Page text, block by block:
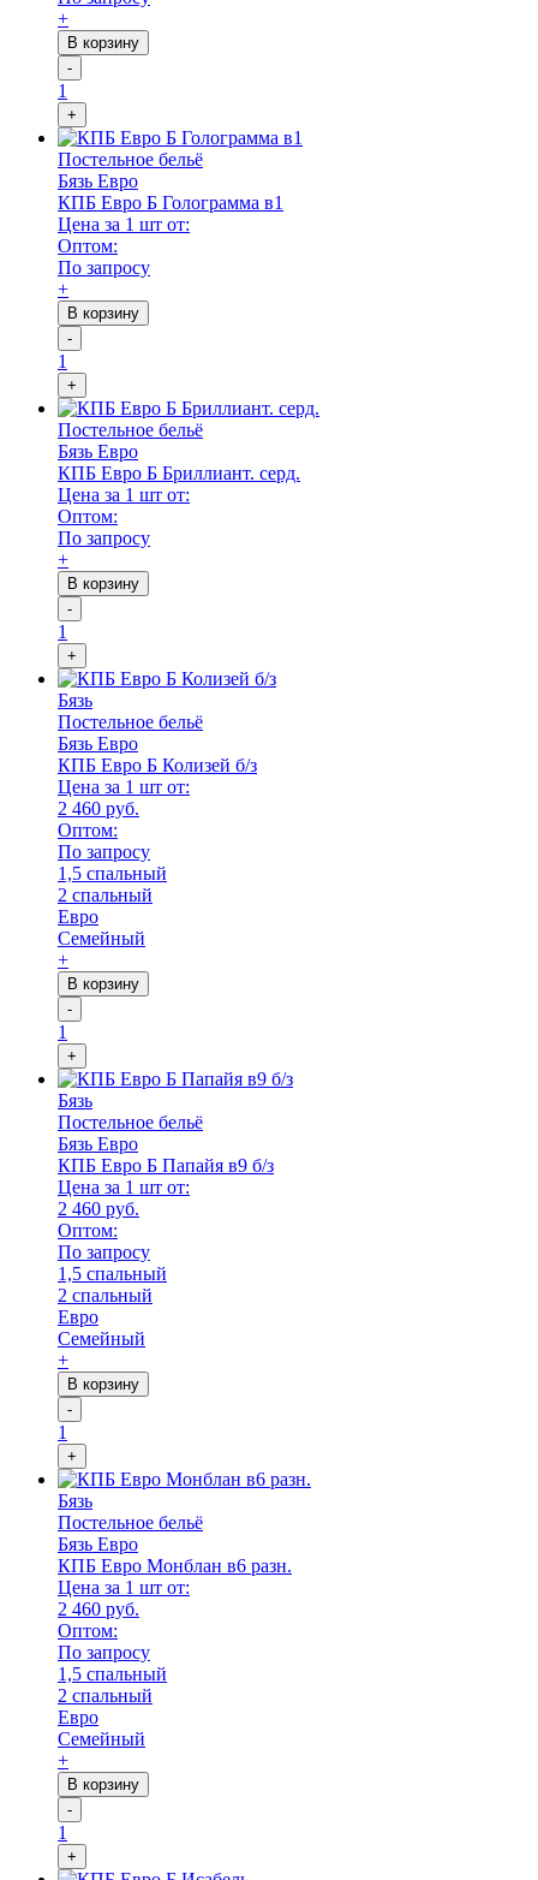
+
В корзину
-
1
+
Постельное бельё
Бязь Евро
КПБ Евро Б Голограмма в1
Цена за 1 шт от:
Оптом:
По запросу
+
В корзину
-
1
+
Постельное бельё
Бязь Евро
КПБ Евро Б Бриллиант. серд.
Цена за 1 шт от:
Оптом:
По запросу
+
В корзину
-
1
+
Бязь
Постельное бельё
Бязь Евро
КПБ Евро Б Колизей б/з
Цена за 1 шт от:
2 460 руб.
Оптом:
По запросу
1,5 спальный
2 спальный
Евро
Семейный
+
В корзину
-
1
+
Бязь
Постельное бельё
Бязь Евро
КПБ Евро Б Папайя в9 б/з
Цена за 1 шт от:
2 460 руб.
Оптом:
По запросу
1,5 спальный
2 спальный
Евро
Семейный
+
В корзину
-
1
+
Бязь
Постельное бельё
Бязь Евро
КПБ Евро Монблан в6 разн.
Цена за 1 шт от:
2 460 руб.
Оптом:
По запросу
1,5 спальный
2 спальный
Евро
Семейный
+
В корзину
-
1
+